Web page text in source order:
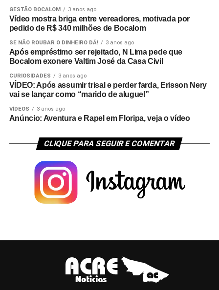
GESTÃO BOCALOM 3 anos ago
Vídeo mostra briga entre vereadores, motivada por
pedido de R$ 340 milhões de Bocalom
SE NÃO ROUBAR O DINHEIRO DÁ! 3 anos ago
Após empréstimo ser rejeitado, N Lima pede que
Bocalom exonere Valtim José da Casa Civil
CURIOSIDADES 3 anos ago
VÍDEO: Após assumir trisal e perder farda, Erisson Nery
vai se lançar como “marido de aluguel”
VÍDEOS 3 anos ago
Anúncio: Aventura e Rapel em Floripa, veja o vídeo
CLIQUE PARA SEGUIR E COMENTAR